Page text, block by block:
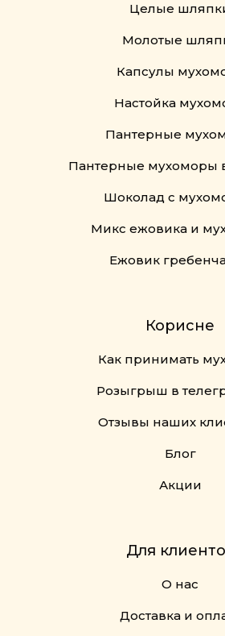
Целые
Молотые
Капсулы
Настойка
Пантерные
Пантерные мухоморы
Шоколад с
Микс ежовика и
Ежовик
Корисне
Как принимать
Розыгрыш в
Отзывы наших
Блог
Акции
Для
О нас
Доставка и